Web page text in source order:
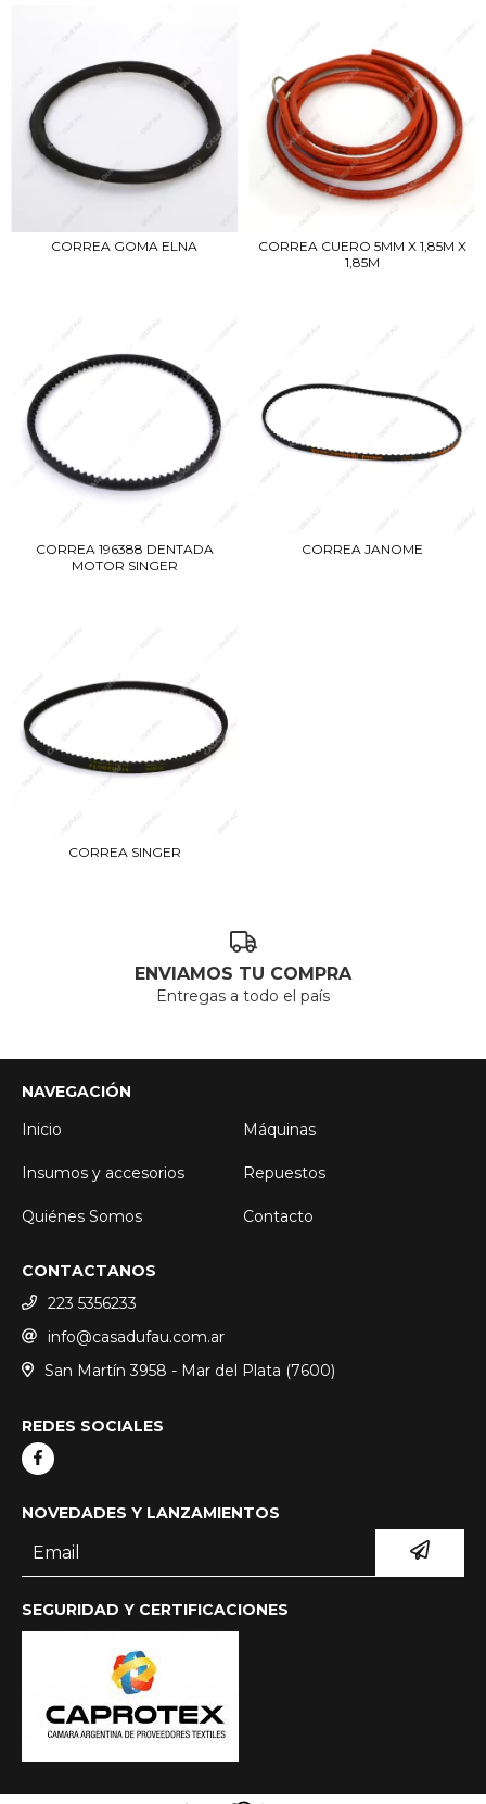
CORREA GOMA ELNA
CORREA CUERO 5MM X 1,85M X
1,85M
CORREA 196388 DENTADA
MOTOR SINGER
CORREA JANOME
CORREA SINGER
ENVIAMOS TU COMPRA
Entregas a todo el país
NAVEGACIÓN
Inicio
Máquinas
Insumos y accesorios Repuestos
Quiénes Somos Contacto
CONTACTANOS
223 5356233
info@casadufau.com.ar
San Martín 3958 - Mar del Plata (7600)
REDES SOCIALES
NOVEDADES Y LANZAMIENTOS
SEGURIDAD Y CERTIFICACIONES